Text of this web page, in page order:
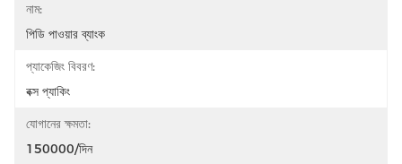
নাম:
পিডি পাওয়ার ব্যাংক
প্যাকেজিং বিবরণ:
বক্স প্যাকিং
যোগানের ক্ষমতা:
150000/দিন